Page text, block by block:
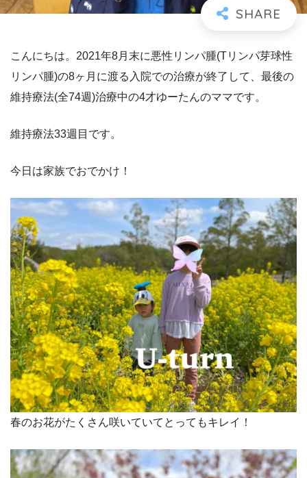
こんにちは。2021年8月末に悪性リンパ腫(Tリンパ芽球性
リンパ腫)の8ヶ月に渡る入院での治療が終了して、最後の
維持療法(全74週)治療中の4才ゆーたんのママです。
維持療法33週目です。
今日は家族でおでかけ！
春のお花がたくさん咲いていてとってもキレイ！